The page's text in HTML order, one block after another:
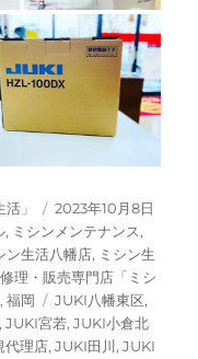
」
投
稿
日:
2023年10月8日
, ミシンメンテナンス,
ン生活八幡店, ミシン生
理・販売専門店「ミシ
,福岡
タ
グ
JUKI八幡東区,
,JUKI宮若,JUKI小倉北
代理店,JUKI田川,JUKI